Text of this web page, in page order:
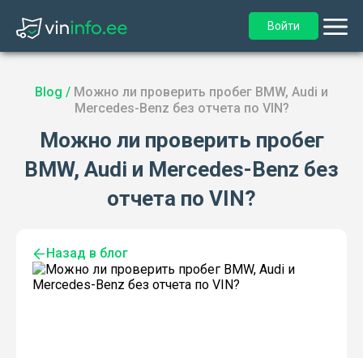
Войти
Blog / Можно ли проверить пробег BMW, Audi и
Mercedes-Benz без отчета по VIN?
Можно ли проверить пробег
BMW, Audi и Mercedes-Benz без
отчета по VIN?
Назад в блог